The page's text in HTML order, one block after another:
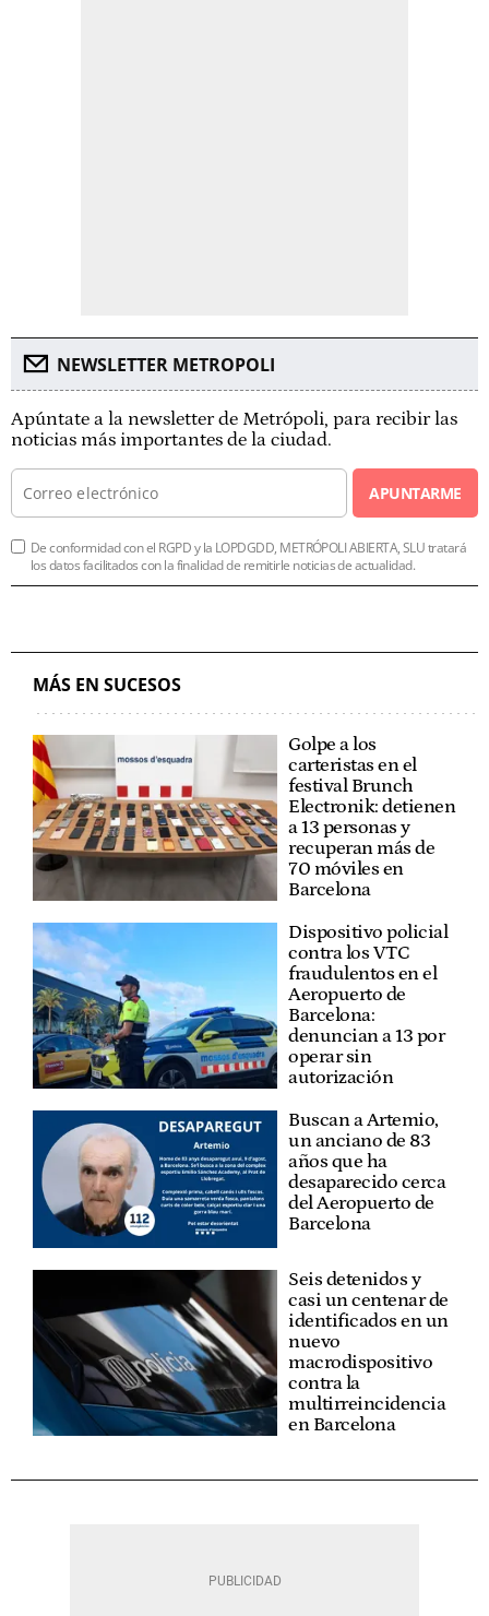
NEWSLETTER METROPOLI
Apúntate a la newsletter de Metrópoli, para recibir las
noticias más importantes de la ciudad.
APUNTARME
De conformidad con el RGPD y la LOPDGDD, METRÓPOLI ABIERTA, SLU tratará
los datos facilitados con la finalidad de remitirle noticias de actualidad.
MÁS EN SUCESOS
Golpe a los
carteristas en el
festival Brunch
Electronik: detienen
a 13 personas y
recuperan más de
70 móviles en
Barcelona
Dispositivo policial
contra los VTC
fraudulentos en el
Aeropuerto de
Barcelona:
denuncian a 13 por
operar sin
autorización
Buscan a Artemio,
un anciano de 83
años que ha
desaparecido cerca
del Aeropuerto de
Barcelona
Seis detenidos y
casi un centenar de
identificados en un
nuevo
macrodispositivo
contra la
multirreincidencia
en Barcelona